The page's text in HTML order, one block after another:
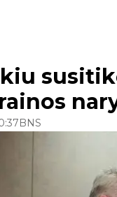
BNS